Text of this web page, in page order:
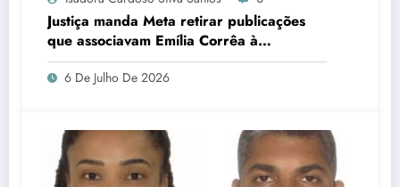
Justiça manda Meta retirar publicações
que associavam Emília Corrêa à
corrupção e identificar responsáveis
6 De Julho De 2026